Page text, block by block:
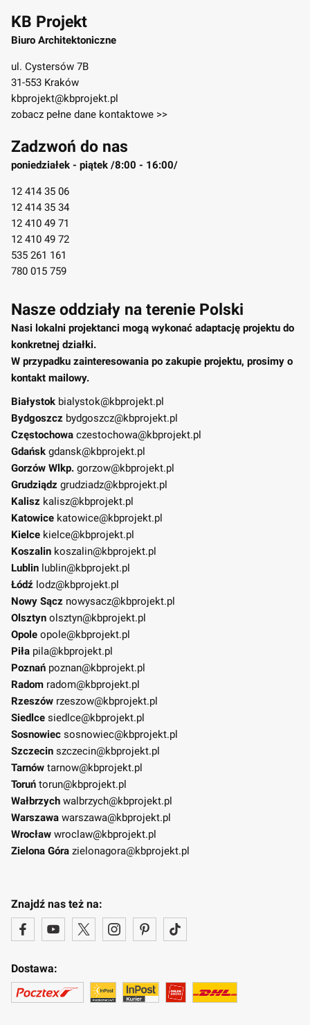
KB Projekt
Biuro Architektoniczne
ul. Cystersów 7B
31-553 Kraków
kbprojekt@kbprojekt.pl
zobacz pełne dane kontaktowe >>
Zadzwoń do nas
poniedziałek - piątek /8:00 - 16:00/
12 414 35 06
12 414 35 34
12 410 49 71
12 410 49 72
535 261 161
780 015 759
Nasze oddziały na terenie Polski
Nasi lokalni projektanci mogą wykonać adaptację projektu do
konkretnej działki.
W przypadku zainteresowania po zakupie projektu, prosimy o
kontakt mailowy.
Białystok bialystok@kbprojekt.pl
Bydgoszcz bydgoszcz@kbprojekt.pl
Częstochowa czestochowa@kbprojekt.pl
Gdańsk gdansk@kbprojekt.pl
Gorzów Wlkp. gorzow@kbprojekt.pl
Grudziądz grudziadz@kbprojekt.pl
Kalisz kalisz@kbprojekt.pl
Katowice katowice@kbprojekt.pl
Kielce kielce@kbprojekt.pl
Koszalin koszalin@kbprojekt.pl
Lublin lublin@kbprojekt.pl
Łódź lodz@kbprojekt.pl
Nowy Sącz nowysacz@kbprojekt.pl
Olsztyn olsztyn@kbprojekt.pl
Opole opole@kbprojekt.pl
Piła pila@kbprojekt.pl
Poznań poznan@kbprojekt.pl
Radom radom@kbprojekt.pl
Rzeszów rzeszow@kbprojekt.pl
Siedlce siedlce@kbprojekt.pl
Sosnowiec sosnowiec@kbprojekt.pl
Szczecin szczecin@kbprojekt.pl
Tarnów tarnow@kbprojekt.pl
Toruń torun@kbprojekt.pl
Wałbrzych walbrzych@kbprojekt.pl
Warszawa warszawa@kbprojekt.pl
Wrocław wroclaw@kbprojekt.pl
Zielona Góra zielonagora@kbprojekt.pl
Znajdź nas też na:
Dostawa: